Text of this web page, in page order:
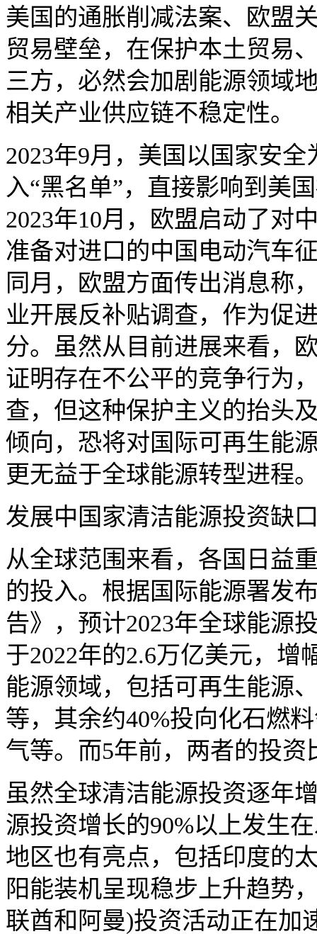
美国的通胀削减法案、欧盟
贸易壁垒，在保护本土贸易
三方，必然会加剧能源领域
相关产业供应链不稳定性。
2023年9月，美国以国家安
入“黑名单”，直接影响到美
2023年10月，欧盟启动了对
准备对进口的中国电动汽车
同月，欧盟方面传出消息称
业开展反补贴调查，作为促
分。虽然从目前进展来看，
证明存在不公平的竞争行为
查，但这种保护主义的抬头
倾向，恐将对国际可再生能
更无益于全球能源转型进程
发展中国家清洁能源投资缺
从全球范围来看，各国日益
的投入。根据国际能源署发
告》，预计2023年全球能源
于2022年的2.6万亿美元，增
能源领域，包括可再生能源
等，其余约40%投向化石燃
气等。而5年前，两者的投资
虽然全球清洁能源投资逐年
源投资增长的90%以上发生
地区也有亮点，包括印度的
阳能装机呈现稳步上升趋势
联酋和阿曼)投资活动正在加